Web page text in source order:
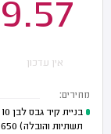
9.57
אין עדכון
מחירים:
תשתיות והובלה) 650 - 400